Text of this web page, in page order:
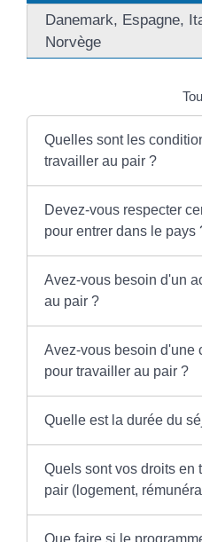
Danemark, Espagne,
Norvège
Quelles sont les
travailler au pair ?
Devez-vous respecter
pour entrer dans le pays
Avez-vous besoin d'un
au pair ?
Avez-vous besoin d'une
pour travailler au pair ?
Quelle est la durée du
Quels sont vos droits en
pair (logement,
Que faire si le